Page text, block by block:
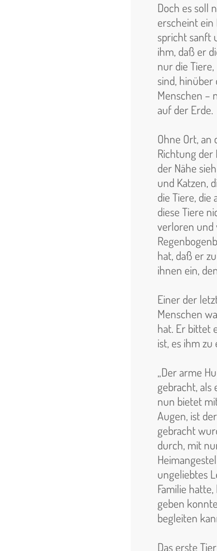
Doch es soll
erscheint ein
spricht sanft
ihm, daß er
nur die
sind,
Menschen –
auf der Erde.
Ohne Ort,
Richtung der
der Nähe
und Katzen,
die Tiere,
diese Tiere
verloren und
hat, daß er
ihnen ein,
Einer der
Menschen
hat. Er bittet
ist, es ihm
„Der arme
gebracht,
nun bietet
Augen, ist
gebracht
durch, mit
ungeliebtes
Familie
geben
begleiten
Das erste